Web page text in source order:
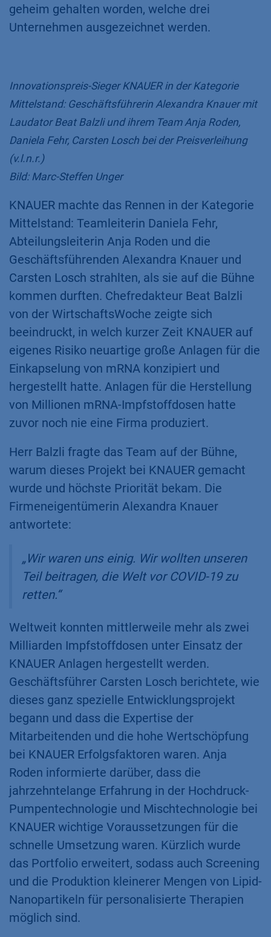
geheim gehalten worden, welche drei
Unternehmen ausgezeichnet werden.
Innovationspreis-Sieger KNAUER in der Kategorie
Mittelstand: Geschäftsführerin Alexandra Knauer mit
Laudator Beat Balzli und ihrem Team Anja Roden,
Daniela Fehr, Carsten Losch bei der Preisverleihung
(v.l.n.r.)
Bild: Marc-Steffen Unger
KNAUER machte das Rennen in der Kategorie
Mittelstand: Teamleiterin Daniela Fehr,
Abteilungsleiterin Anja Roden und die
Geschäftsführenden Alexandra Knauer und
Carsten Losch strahlten, als sie auf die Bühne
kommen durften. Chefredakteur Beat Balzli
von der WirtschaftsWoche zeigte sich
beeindruckt, in welch kurzer Zeit KNAUER auf
eigenes Risiko neuartige große Anlagen für die
Einkapselung von mRNA konzipiert und
hergestellt hatte. Anlagen für die Herstellung
von Millionen mRNA-Impfstoffdosen hatte
zuvor noch nie eine Firma produziert.​
Herr Balzli fragte das Team auf der Bühne,
warum dieses Projekt bei KNAUER gemacht
wurde und höchste Priorität bekam. Die
Firmeneigentümerin Alexandra Knauer
antwortete:
„Wir waren uns einig. Wir wollten unseren
Teil beitragen, die Welt vor COVID-19 zu
retten.“
Weltweit konnten mittlerweile mehr als zwei
Milliarden Impfstoffdosen unter Einsatz der
KNAUER Anlagen hergestellt werden.
Geschäftsführer Carsten Losch berichtete, wie
dieses ganz spezielle Entwicklungsprojekt
begann und dass die Expertise der
Mitarbeitenden und die hohe Wertschöpfung
bei KNAUER Erfolgsfaktoren waren. Anja
Roden informierte darüber, dass die
jahrzehntelange Erfahrung in der Hochdruck-
Pumpentechnologie und Mischtechnologie bei
KNAUER wichtige Voraussetzungen für die
schnelle Umsetzung waren. Kürzlich wurde
das Portfolio erweitert, sodass auch Screening
und die Produktion kleinerer Mengen von Lipid-
Nanopartikeln für personalisierte Therapien
möglich sind.